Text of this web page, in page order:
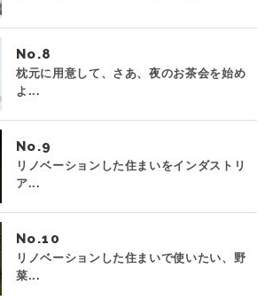
No.
枕元に用意して、さあ、夜のお茶会を始め
よ...
No.
リノベーションした住まいをインダストリ
ア...
No.
リノベーションした住まいで使いたい、野
菜...